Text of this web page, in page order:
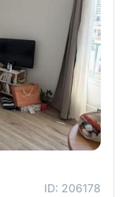
ID: 206178